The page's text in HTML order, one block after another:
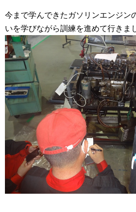
今まで学んできたガソリンエンジン
いを学びながら訓練を進めて行きま